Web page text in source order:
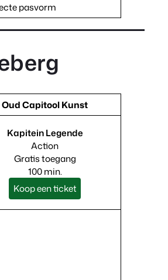
pasvorm
Oud Capitool Kunst
Kapitein Legende
Action
Gratis toegang
100 min.
Koop een ticket